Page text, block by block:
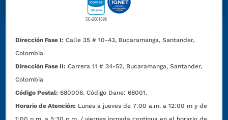
Dirección Fase I: Calle 35 # 10-43, Bucaramanga, Santander,
Colombia.
Dirección Fase II: Carrera 11 # 34-52, Bucaramanga, Santander,
Colombia
Código Postal: 680006. Código Dane: 68001.
Horario de Atención: Lunes a jueves de 7:00 a.m. a 12:00 m y de